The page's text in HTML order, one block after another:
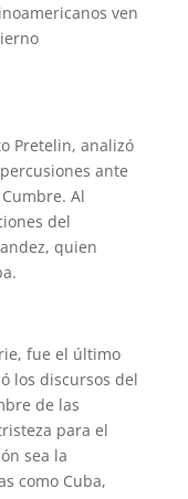
ven
Pretelin, analizó
ante
Al
del
quien
fue el último
los discursos del
de las
para el
sea la
como Cuba,